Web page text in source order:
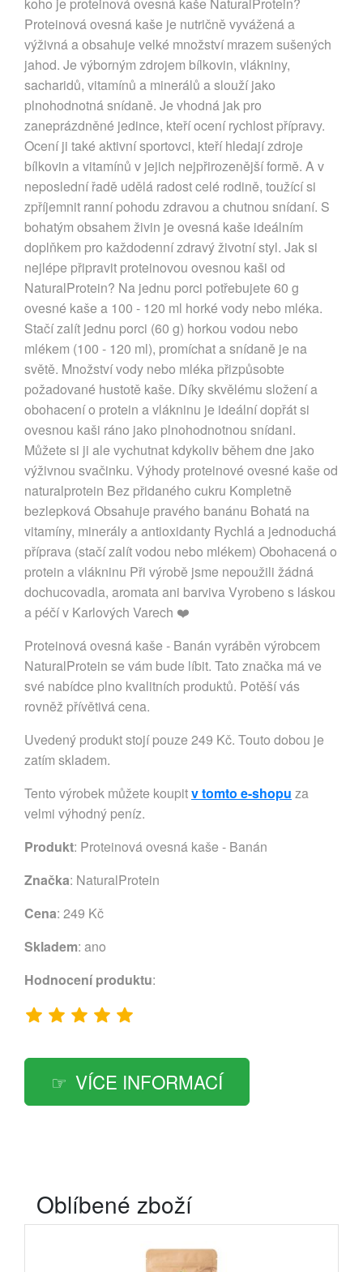
Proteinová ovesná kaše je nutričně vyvážená a
výživná a obsahuje velké množství mrazem sušených
jahod. Je výborným zdrojem bílkovin, vlákniny,
sacharidů, vitamínů a minerálů a slouží jako
plnohodnotná snídaně. Je vhodná jak pro
zaneprázdněné jedince, kteří ocení rychlost přípravy.
Ocení ji také aktivní sportovci, kteří hledají zdroje
bílkovin a vitamínů v jejich nejpřirozenější formě. A v
neposlední řadě udělá radost celé rodině, toužící si
zpříjemnit ranní pohodu zdravou a chutnou snídaní. S
bohatým obsahem živin je ovesná kaše ideálním
doplňkem pro každodenní zdravý životní styl. Jak si
nejlépe připravit proteinovou ovesnou kaši od
NaturalProtein? Na jednu porci potřebujete 60 g
ovesné kaše a 100 - 120 ml horké vody nebo mléka.
Stačí zalít jednu porci (60 g) horkou vodou nebo
mlékem (100 - 120 ml), promíchat a snídaně je na
světě. Množství vody nebo mléka přizpůsobte
požadované hustotě kaše. Díky skvělému složení a
obohacení o protein a vlákninu je ideální dopřát si
ovesnou kaši ráno jako plnohodnotnou snídani.
Můžete si ji ale vychutnat kdykoliv během dne jako
výživnou svačinku. Výhody proteinové ovesné kaše od
naturalprotein Bez přidaného cukru Kompletně
bezlepková Obsahuje pravého banánu Bohatá na
vitamíny, minerály a antioxidanty Rychlá a jednoduchá
příprava (stačí zalít vodou nebo mlékem) Obohacená o
protein a vlákninu Při výrobě jsme nepoužili žádná
dochucovadla, aromata ani barviva Vyrobeno s láskou
a péčí v Karlových Varech ❤️
Proteinová ovesná kaše - Banán vyráběn výrobcem
NaturalProtein se vám bude líbit. Tato značka má ve
své nabídce plno kvalitních produktů. Potěší vás
rovněž přívětivá cena.
Uvedený produkt stojí pouze 249 Kč. Touto dobou je
zatím skladem.
Tento výrobek můžete koupitv tomto e-shopu za
velmi výhodný peníz.
Produkt: Proteinová ovesná kaše - Banán
Značka: NaturalProtein
Cena: 249 Kč
Skladem: ano
Hodnocení produktu:
VÍCE INFORMACÍ
Oblíbené zboží